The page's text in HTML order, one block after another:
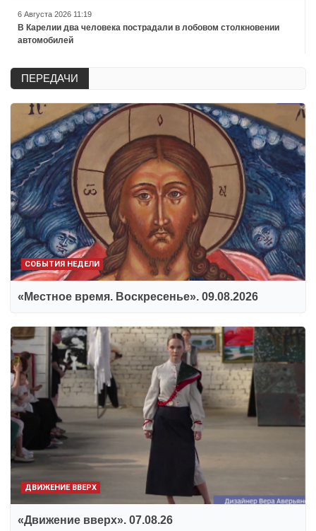
6 Августа 2026 11:19
В Карелии два человека пострадали в лобовом столкновении
автомобилей
ПЕРЕДАЧИ
СОБЫТИЯ НЕДЕЛИ
«Местное время. Воскресенье». 09.08.2026
ДВИЖЕНИЕ ВВЕРХ
«Движение вверх». 07.08.26